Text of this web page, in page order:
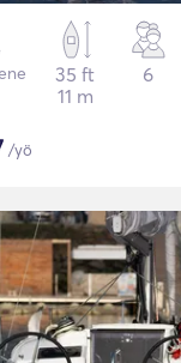
35 ft
11 m
6
/yö